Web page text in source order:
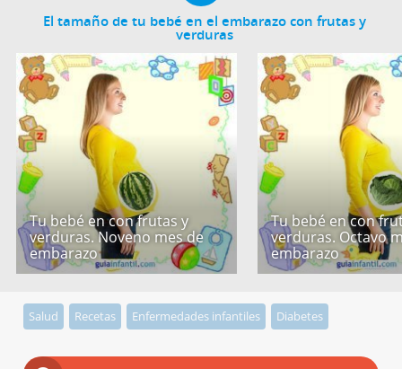
El tamaño de tu bebé en el embarazo con frutas y
verduras
Tu bebé en con frutas y
verduras. Noveno mes de
embarazo
Tu bebé en con
verduras. Octavo
embarazo
Salud Recetas Enfermedades infantiles Diabetes